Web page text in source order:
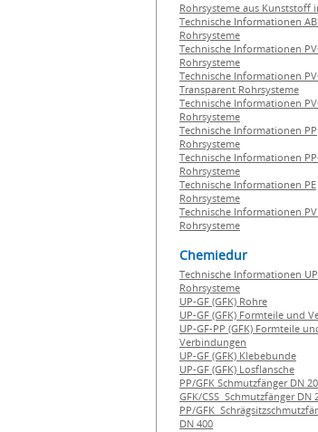
Rohrsysteme aus Kunststoff
Technische Informationen
Rohrsysteme
Technische Informationen
Rohrsysteme
Technische Informationen
Transparent Rohrsysteme
Technische Informationen
Rohrsysteme
Technische Informationen PP
Rohrsysteme
Technische Informationen
Rohrsysteme
Technische Informationen PE
Rohrsysteme
Technische Informationen
Rohrsysteme
Chemiedur
Technische Informationen
Rohrsysteme
UP-GF (GFK) Rohre
UP-GF (GFK) Formteile und
UP-GF-PP (GFK) Formteile
Verbindungen
UP-GF (GFK) Klebebunde
UP-GF (GFK) Losflansche
PP/GFK Schmutzfänger DN
GFK/CSS Schmutzfänger DN
PP/GFK
DN 400